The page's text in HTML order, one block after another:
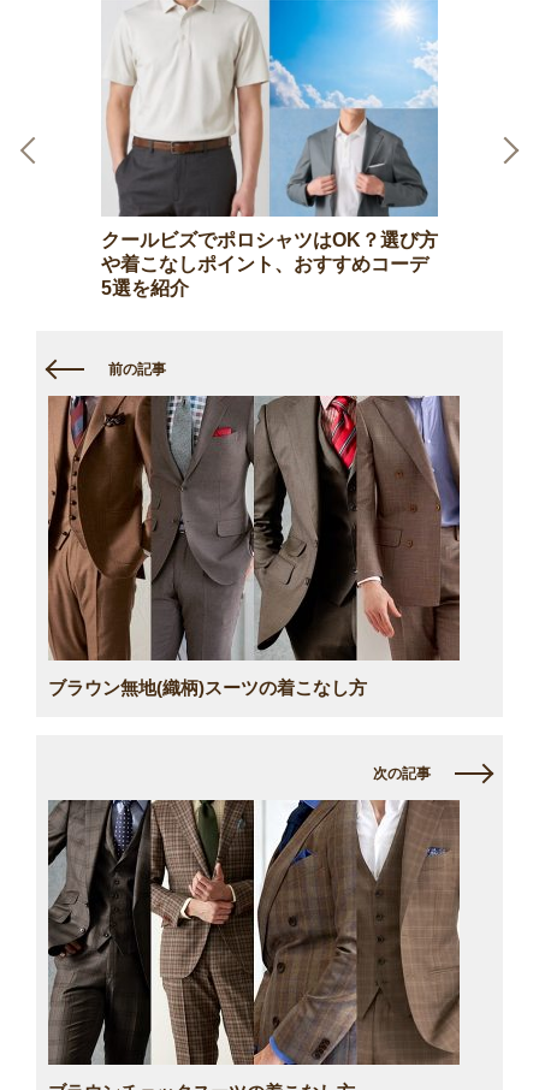
Previous
クールビズでポロシャツはOK？選び方
や着こなしポイント、おすすめコーデ
5選を紹介
Next
前の記事
ブラウン無地(織柄)スーツの着こなし方
次の記事